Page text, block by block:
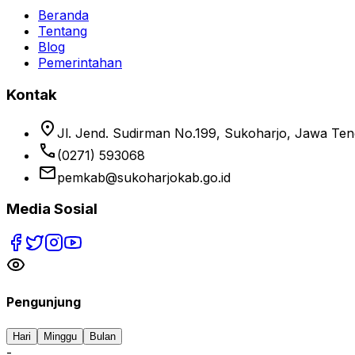
Beranda
Tentang
Blog
Pemerintahan
Kontak
location_on Jl. Jend. Sudirman No.199, Sukoharjo, Jawa
phone (0271) 593068
emailpemkab@sukoharjokab.go.id
Media Sosial
Pengunjung
Hari Minggu Bulan